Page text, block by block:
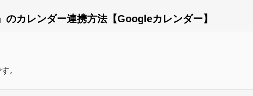
カレンダー連携方法【Googleカレンダー】
。